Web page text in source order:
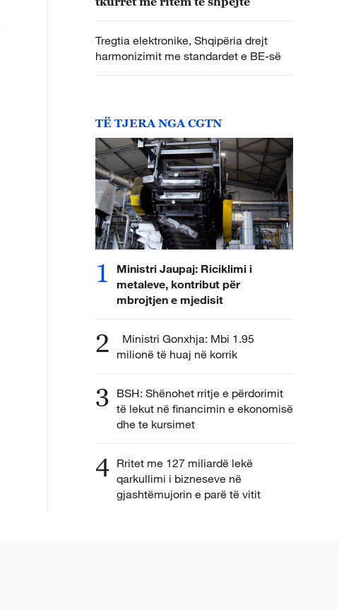
Tregtia elektronike, Shqipëria drejt
harmonizimit me standardet e BE-së
TË TJERA NGA CGTN
1
Ministri Jaupaj: Riciklimi i
metaleve, kontribut për
mbrojtjen e mjedisit
2
Ministri Gonxhja: Mbi 1.95
milionë të huaj në korrik
3 BSH: Shënohet rritje e përdorimit
të lekut në financimin e ekonomisë
dhe te kursimet
4 Rritet me 127 miliardë lekë
qarkullimi i bizneseve në
gjashtëmujorin e parë të vitit